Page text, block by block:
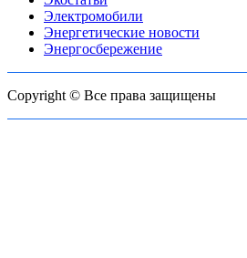
Электромобили
Энергетические новости
Энергосбережение
Copyright © Все права защищены